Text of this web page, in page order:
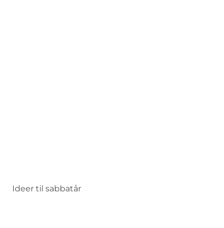
Ideer til sabbatår